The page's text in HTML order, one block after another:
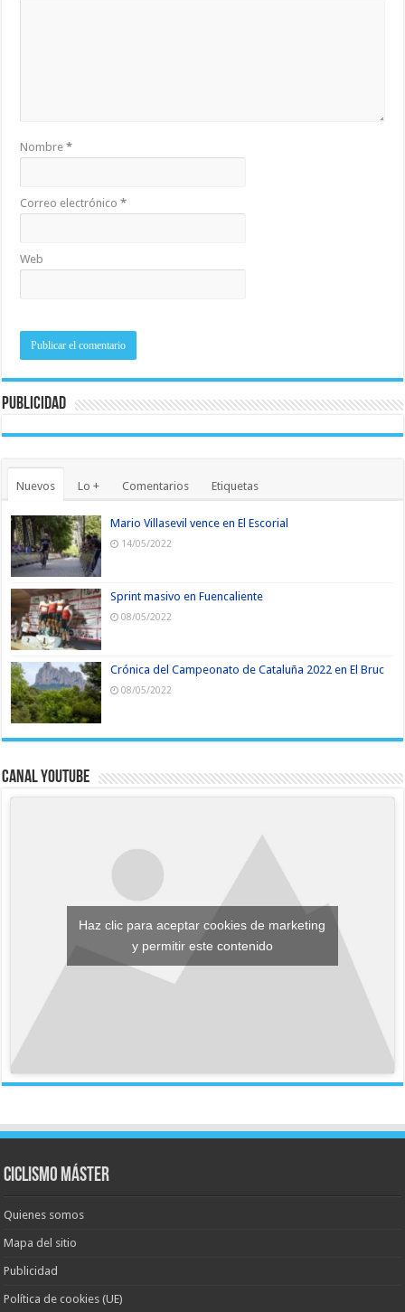
Nombre*
Correo electrónico*
Web
Publicidad
Nuevos Lo + Comentarios Etiquetas
Mario Villasevil vence en El Escorial
14/05/2022
Sprint masivo en Fuencaliente
08/05/2022
Crónica del Campeonato de Cataluña 2022 en El Bruc
08/05/2022
Canal YouTube
Haz clic para aceptar cookies de marketing
y permitir este contenido
Ciclismo Máster
Quienes somos
Mapa del sitio
Publicidad
Política de cookies (UE)